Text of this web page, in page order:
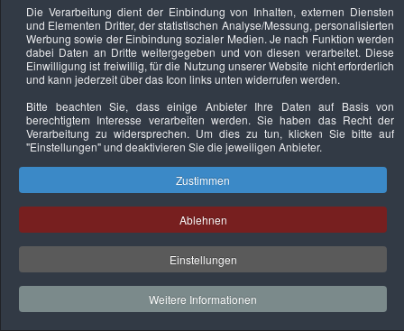
Keine Termine
Datenschutzerklärung Urheberrechtsnachweise Nachhaltigkeit
Copyright © 2026. Bundesverband Deutscher
Sachverständiger und Fachgutachter e.V..
Die Verarbeitung dient der Einbindung von Inhalten, externen Diensten
und Elementen Dritter, der statistischen Analyse/Messung, personalisierten
Werbung sowie der Einbindung sozialer Medien. Je nach Funktion werden
dabei Daten an Dritte weitergegeben und von diesen verarbeitet. Diese
Einwilligung ist freiwillig, für die Nutzung unserer Website nicht erforderlich
und kann jederzeit über das Icon links unten widerrufen werden.
Bitte beachten Sie, dass einige Anbieter Ihre Daten auf Basis von
berechtigtem Interesse verarbeiten werden. Sie haben das Recht der
Verarbeitung zu widersprechen. Um dies zu tun, klicken Sie bitte auf
"Einstellungen"und deaktivieren Sie die jeweiligen Anbieter.
Zustimmen
Ablehnen
Einstellungen
Weitere Informationen